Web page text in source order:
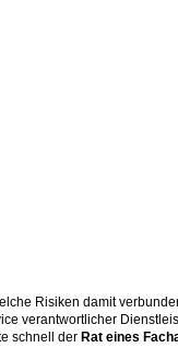
Risiken damit
verantwortlicher
schnell der Rat eines